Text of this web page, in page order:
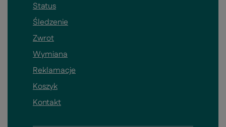
Status
Śledzenie
Zwrot
Wymiana
Reklamacje
Koszyk
Kontakt